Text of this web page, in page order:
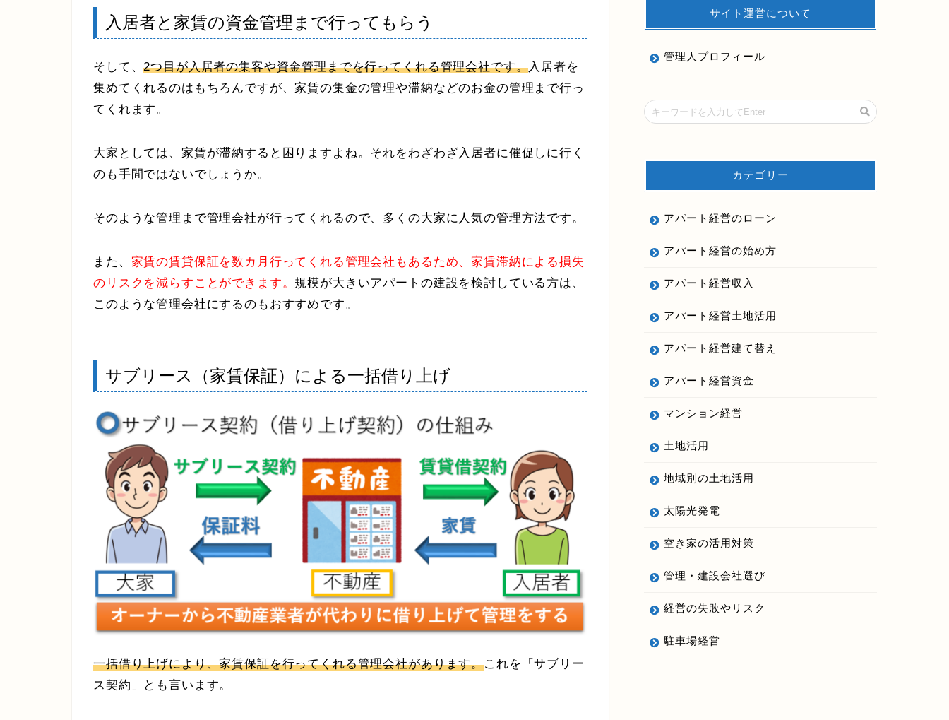
入居者と家賃の資金管理まで行ってもらう
そして、2つ目が入居者の集客や資金管理までを行ってくれる管理会社です。入居者を
集めてくれるのはもちろんですが、家賃の集金の管理や滞納などのお金の管理まで行っ
てくれます。
大家としては、家賃が滞納すると困りますよね。それをわざわざ入居者に催促しに行く
のも手間ではないでしょうか。
そのような管理まで管理会社が行ってくれるので、多くの大家に人気の管理方法です。
また、 家賃の賃貸保証を数カ月行ってくれる管理会社もあるため、家賃滞納による損失
のリスクを減らすことができます。 規模が大きいアパートの建設を検討している方は、
このような管理会社にするのもおすすめです。
サブリース（家賃保証）による一括借り上げ
一括借り上げにより、家賃保証を行ってくれる管理会社があります。これを「サブリー
ス契約」とも言います。
サイト運営について
管理人プロフィール
カテゴリー
アパート経営のローン
アパート経営の始め方
アパート経営収入
アパート経営土地活用
アパート経営建て替え
アパート経営資金
マンション経営
土地活用
地域別の土地活用
太陽光発電
空き家の活用対策
管理・建設会社選び
経営の失敗やリスク
駐車場経営